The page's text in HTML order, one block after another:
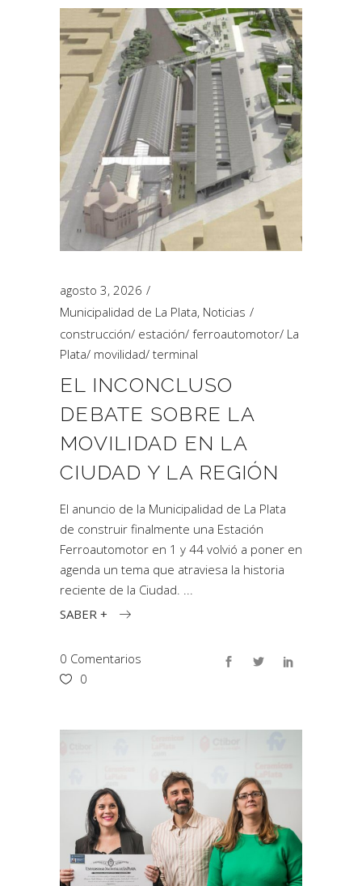
agosto 3, 2026
Municipalidad de La Plata, Noticias
construcción/ estación/ ferroautomotor/ La
Plata/ movilidad/ terminal
EL INCONCLUSO
DEBATE SOBRE LA
MOVILIDAD EN LA
CIUDAD Y LA REGIÓN
El anuncio de la Municipalidad de La Plata
de construir finalmente una Estación
Ferroautomotor en 1 y 44 volvió a poner en
agenda un tema que atraviesa la historia
reciente de la Ciudad.
SABER +
0 Comentarios
0